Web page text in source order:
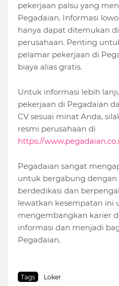
pekerjaan palsu yang
Pegadaian. Informasi
hanya dapat ditemukan
perusahaan. Penting
pelamar pekerjaan di
biaya alias gratis.
Untuk informasi lebih
pekerjaan di Pegadaian
CV sesuai minat Anda,
resmi perusahaan di
https://
Pegadaian sangat
untuk bergabung
berdedikasi dan
lewatkan kesempatan ini
mengembangkan karier
informasi dan menjadi
Pegadaian.
Tags Loker